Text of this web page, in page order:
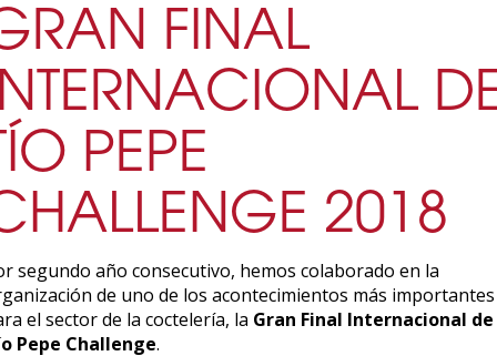
FINAL
PEPE
2018
segundo año consecutivo, hemos colaborado en la
de uno de los acontecimientos más importantes
el sector de la coctelería, la Gran Final Internacional de
Pepe Challenge.